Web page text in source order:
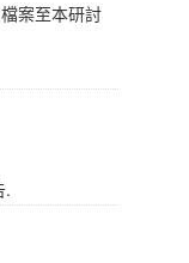
案至本研討
.